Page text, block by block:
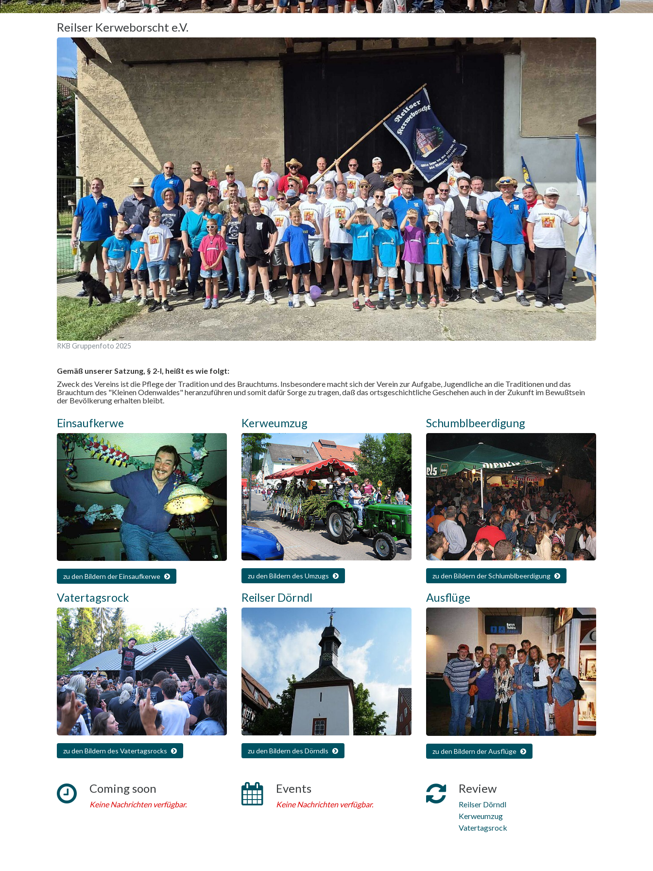
Reilser Kerweborscht e.V.
RKB Gruppenfoto 2025
Gemäß unserer Satzung, § 2-I, heißt es wie folgt:
Zweck des Vereins ist die Pflege der Tradition und des Brauchtums. Insbesondere macht sich der Verein zur Aufgabe, Jugendliche an die Traditionen und das
Brauchtum des "Kleinen Odenwaldes" heranzuführen und somit dafür Sorge zu tragen, daß das ortsgeschichtliche Geschehen auch in der Zukunft im Bewußtsein
der Bevölkerung erhalten bleibt.
Einsaufkerwe
zu den Bildern der Einsaufkerwe
Kerweumzug
zu den Bildern des Umzugs
Schumblbeerdigung
zu den Bildern der Schlumblbeerdigung
Vatertagsrock
zu den Bildern des Vatertagsrocks
Reilser Dörndl
zu den Bildern des Dörndls
Ausflüge
zu den Bildern der Ausflüge
Coming soon
Keine Nachrichten verfügbar.
Events
Keine Nachrichten verfügbar.
Review
Reilser Dörndl
Kerweumzug
Vatertagsrock